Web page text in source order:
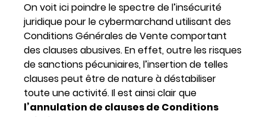
On voit ici poindre le spectre de l’insécurité
juridique pour le cybermarchand utilisant des
Conditions Générales de Vente comportant
des clauses abusives. En effet, outre les risques
de sanctions pécuniaires, l’insertion de telles
clauses peut être de nature à déstabiliser
toute une activité. Il est ainsi clair que
l’annulation de clauses de Conditions